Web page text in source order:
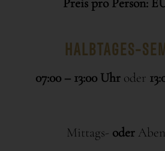
HALBTAGES-
07:00 – 13:00 Uhroder
Mittags- oder